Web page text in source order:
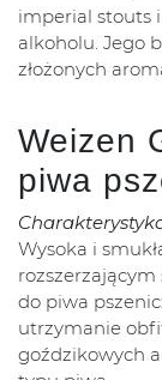
imperial stouts
alkoholu. Jego
złożonych
Weizen
piwa
Wysoka i
do piwa
utrzymanie
goździkowych